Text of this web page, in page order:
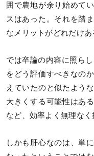
囲で農地が余り始めて
スはあった。それを踏
なメリットがどれだけあ
では卒論の内容に照ら
をどう評価すべきなの
えていたのと似たよう
大きくする可能性はあ
など、効率よく無理なく
しかも肝心なのは、単